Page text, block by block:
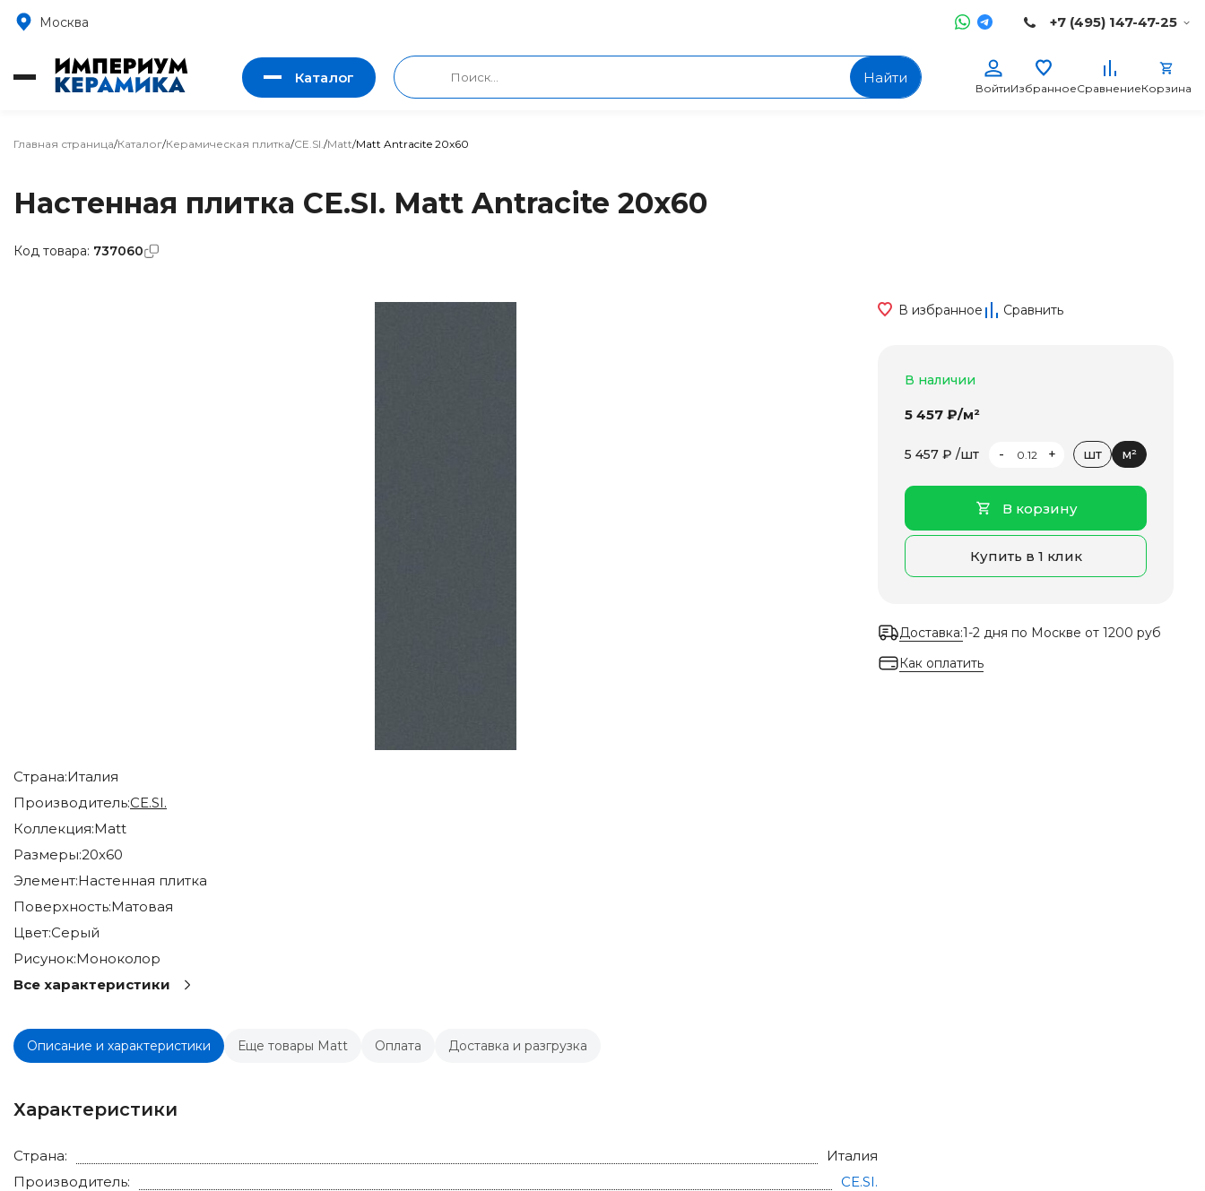
Москва +7 (495) 147-47-25
Каталог Найти
ВойтиИзбранноеСравнениеКорзина
Главная страница/Каталог/Керамическая плитка/CE.SI./Matt/Matt Antracite 20x60
Настенная плитка CE.SI. Matt Antracite 20x60
Страна:Италия
Производитель:CE.SI.
Коллекция:Matt
Размеры:20x60
Элемент:Настенная плитка
Поверхность:Матовая
Цвет:Серый
Рисунок:Моноколор
Все характеристики
Описание и характеристики Еще товары Matt Оплата Доставка и разгрузка
Характеристики
Страна:
Италия
Производитель:
CE.SI.
В избранное Сравнить
В наличии
5 457 ₽/м²
5 457 ₽ /шт - + шт м²
В корзину
Купить в 1 клик
Доставка:1-2 дня по Москве от 1200 руб
Как оплатить
Код товара: 737060